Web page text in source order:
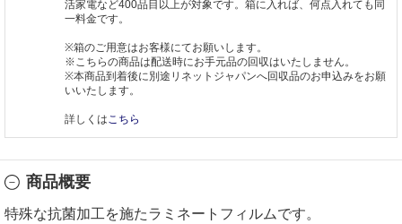
活家電など400品目以上が対象です。箱に入れば、何点入れても同
一料金です。
※箱のご用意はお客様にてお願いします。
※こちらの商品は配送時にお手元品の回収はいたしません。
※本商品到着後に別途リネットジャパンへ回収品のお申込みをお願
いいたします。
詳しくは こちら
商品概要
特殊な抗菌加工を施たラミネートフィルムです。